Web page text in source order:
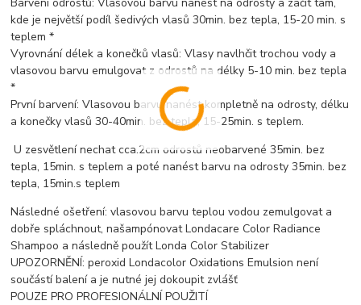
kde je největší podíl šedivých vlasů 30min. bez tepla, 15-20 min. s
teplem *
Vyrovnání délek a konečků vlasů: Vlasy navlhčit trochou vody a
vlasovou barvu emulgovat z odrostů na délky 5-10 min. bez tepla
*
První barvení: Vlasovou barvu nanést kompletně na odrosty, délku
a konečky vlasů 30-40min. bez tepla, 15-25min. s teplem.
U zesvětlení nechat cca.2cm odrostů neobarvené 35min. bez
tepla, 15min. s teplem a poté nanést barvu na odrosty 35min. bez
tepla, 15min.s teplem
Následné ošetření: vlasovou barvu teplou vodou zemulgovat a
dobře spláchnout, našampónovat Londacare Color Radiance
Shampoo a následně použít Londa Color Stabilizer
UPOZORNĚNÍ: peroxid Londacolor Oxidations Emulsion není
součástí balení a je nutné jej dokoupit zvlášť
POUZE PRO PROFESIONÁLNÍ POUŽITÍ